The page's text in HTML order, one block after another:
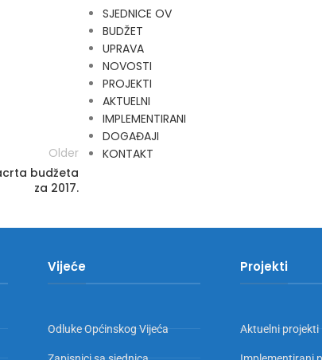
Older
budžeta
za 2017.
SJEDNICE OV
BUDŽET
UPRAVA
NOVOSTI
PROJEKTI
AKTUELNI
IMPLEMENTIRANI
DOGAĐAJI
KONTAKT
Vijeće
Odluke Općinskog Vijeća
Projekti
Aktuelni projekti